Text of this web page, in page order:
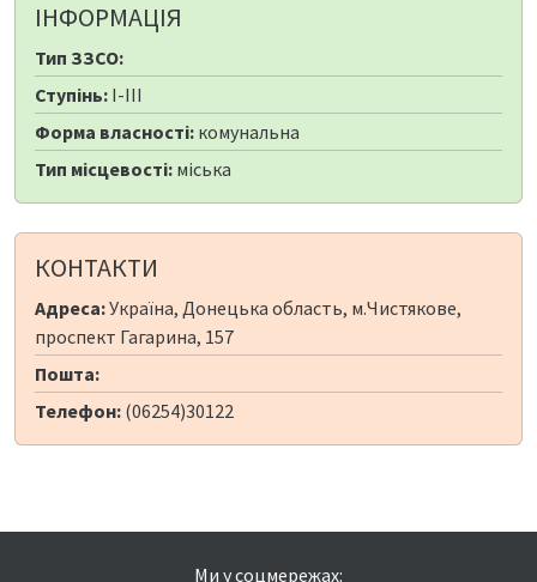
ІНФОРМАЦІЯ
Тип ЗЗСО:
Ступінь: I-III
Форма власності: комунальна
Тип місцевості: міська
КОНТАКТИ
Адреса:Україна, Донецька область, м.Чистякове,
проспект Гагарина, 157
Пошта:
Телефон: (06254)30122
Ми у соцмережах: